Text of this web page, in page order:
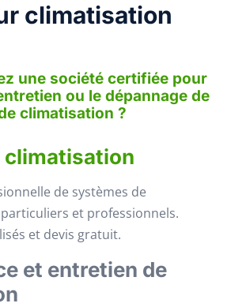
climatisation
une société certifiée pour
ou le dépannage de
climatisation ?
de systèmes de
et professionnels.
et devis gratuit.
et entretien de